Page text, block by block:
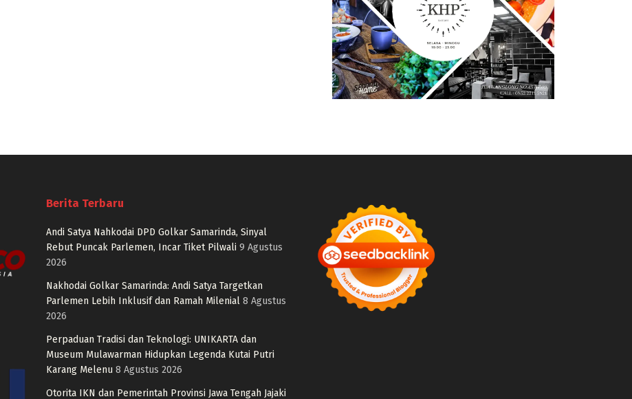
Berita Terbaru
Andi Satya Nahkodai DPD Golkar Samarinda, Sinyal
Rebut Puncak Parlemen, Incar Tiket Pilwali 9 Agustus
2026
Nakhodai Golkar Samarinda: Andi Satya Targetkan
Parlemen Lebih Inklusif dan Ramah Milenial 8 Agustus
2026
Perpaduan Tradisi dan Teknologi: UNIKARTA dan
Museum Mulawarman Hidupkan Legenda Kutai Putri
Karang Melenu 8 Agustus 2026
Otorita IKN dan Pemerintah Provinsi Jawa Tengah Jajaki